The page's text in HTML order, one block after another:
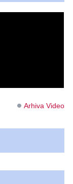
Arhiva Video